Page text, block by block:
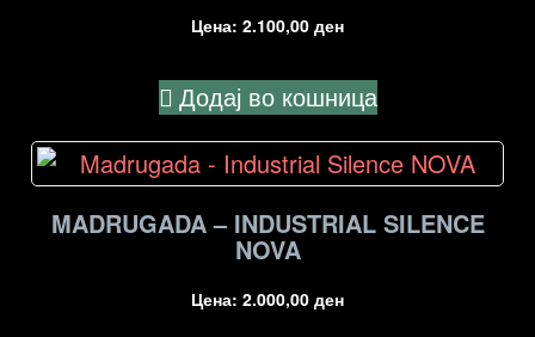
Цена: 2.100,00 ден
Додај во кошница
MADRUGADA – INDUSTRIAL SILENCE
NOVA
Цена: 2.000,00 ден